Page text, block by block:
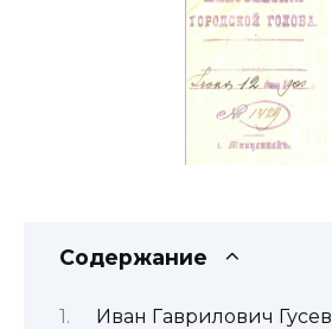
Содержание
Иван Гаврилович Гусев